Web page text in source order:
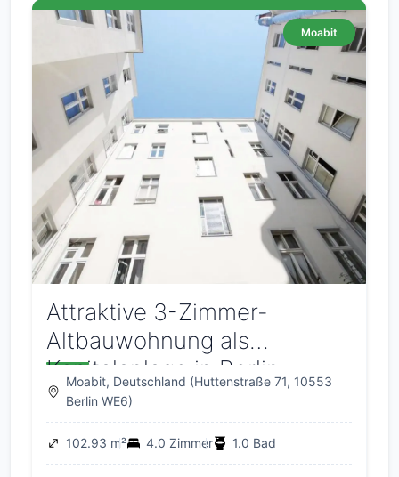
Moabit
Attraktive 3-Zimmer-
Altbauwohnung als
Kapitalanlage in Berlin-
Moabit – vermietet
Moabit, Deutschland (Huttenstraße 71, 10553
Berlin WE6)
102.93 m² 4.0 Zimmer 1.0 Bad